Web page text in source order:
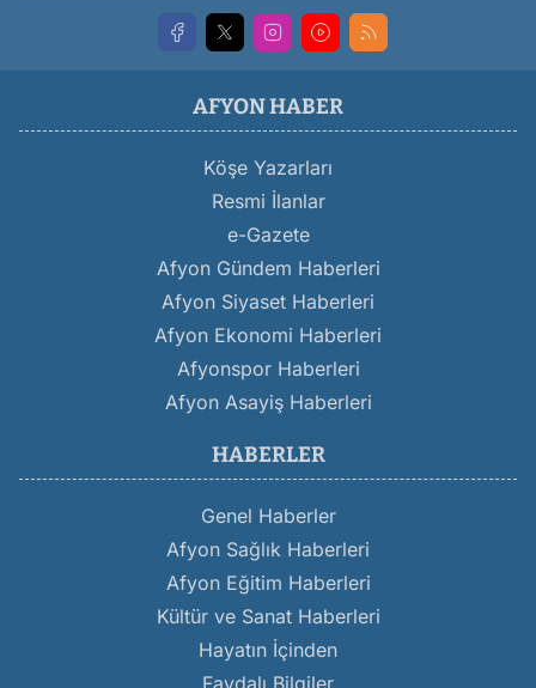
AFYON HABER
Köşe Yazarları
Resmi İlanlar
e-Gazete
Afyon Gündem Haberleri
Afyon Siyaset Haberleri
Afyon Ekonomi Haberleri
Afyonspor Haberleri
Afyon Asayiş Haberleri
HABERLER
Genel Haberler
Afyon Sağlık Haberleri
Afyon Eğitim Haberleri
Kültür ve Sanat Haberleri
Hayatın İçinden